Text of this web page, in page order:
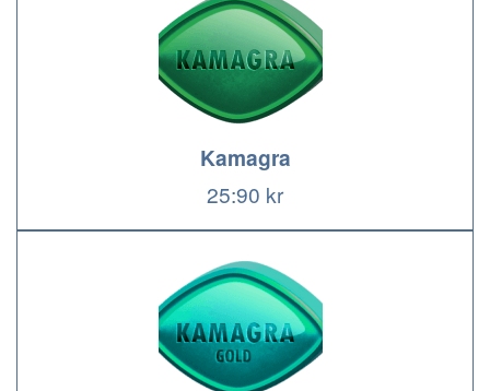
Kamagra
25:90 kr